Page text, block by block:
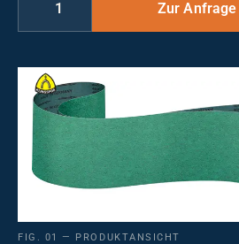
FIG. 01 — PRODUKTANSICHT